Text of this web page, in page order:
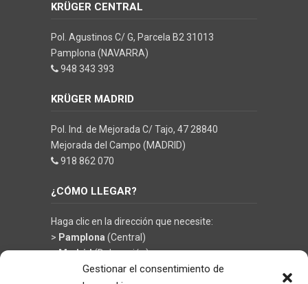
Gestionar el consentimiento de
KRÜGER CENTRAL
Pol. Agustinos C/ G, Parcela B2 31013
Pamplona (NAVARRA)
948 343 393
KRÜGER MADRID
Pol. Ind. de Mejorada C/ Tajo, 47 28840
Mejorada del Campo (MADRID)
918 862 070
¿CÓMO LLEGAR?
Haga clic en la dirección que necesite:
> Pamplona (Central)
>Madrid(Delegación)